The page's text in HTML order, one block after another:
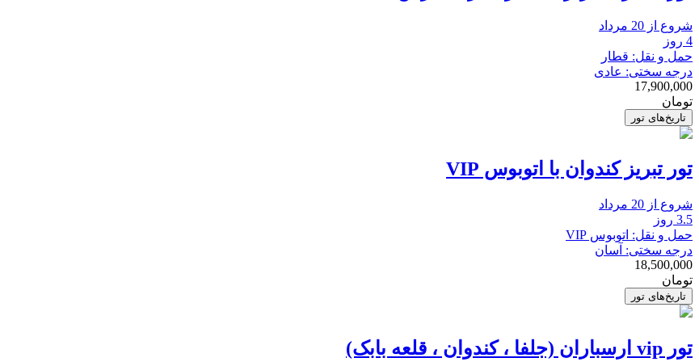
شروع از 20 مرداد
4 روز
حمل و نقل: قطار
درجه سختی: عادی
17,900,000
تومان
تاریخ‌های تور
تور تبریز کندوان با اتوبوس VIP
شروع از 20 مرداد
3.5 روز
حمل و نقل: اتوبوس VIP
درجه سختی: آسان
18,500,000
تومان
تاریخ‌های تور
تور vip ارسباران (جلفا ، کندوان ، قلعه بابک)